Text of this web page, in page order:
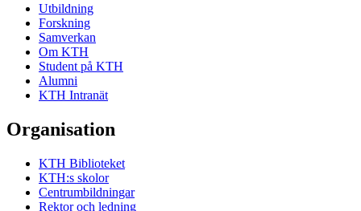
Utbildning
Forskning
Samverkan
Om KTH
Student på KTH
Alumni
KTH Intranät
Organisation
KTH Biblioteket
KTH:s skolor
Centrumbildningar
Rektor och ledning